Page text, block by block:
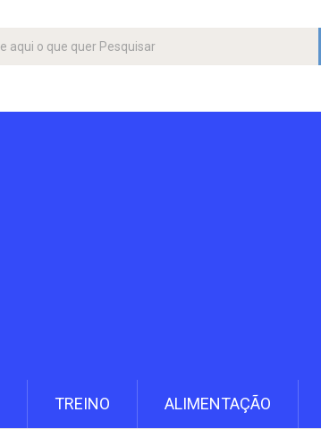
TREINO ALIMENTAÇÃO